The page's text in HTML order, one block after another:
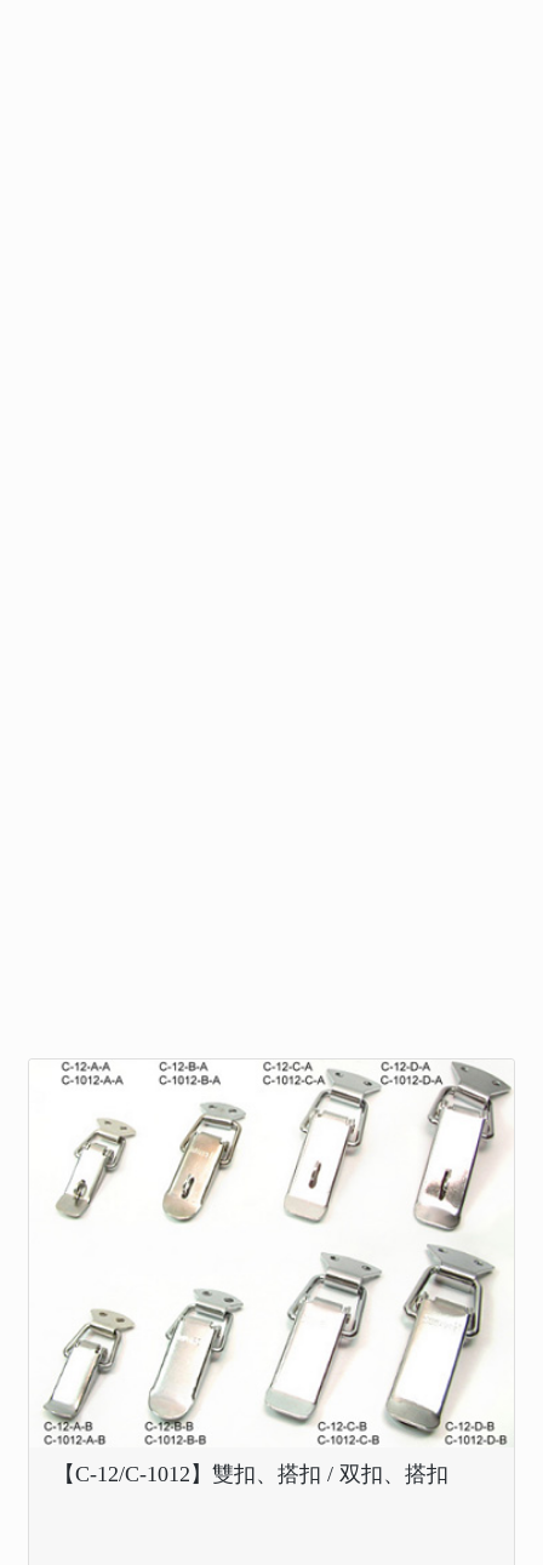
【C-12/C-1012】雙扣、搭扣 / 双扣、搭扣